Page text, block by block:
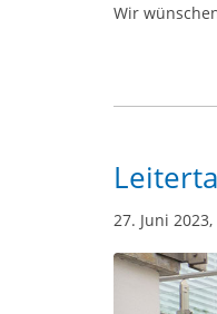
Wir
27. Juni 2023,